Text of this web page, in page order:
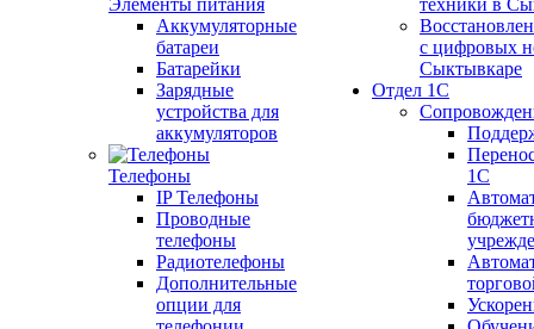
Элементы питания
Аккумуляторные
батареи
Батарейки
Зарядные
устройства для
аккумуляторов
Телефоны
IP Телефоны
Проводные
телефоны
Радиотелефоны
Дополнительные
опции для
техники в
с цифровых
Сыктывкаре
Отдел 1С
1С